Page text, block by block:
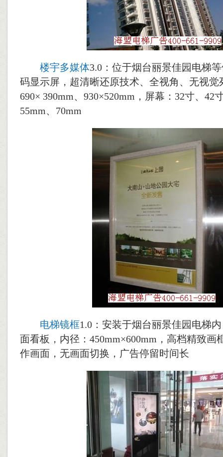
楼宇多媒体3.0：位于烟台丽景佳园电梯
码显示屏，超清晰还原技术、全视角、无视觉
690× 390mm、930×520mm，屏幕：32寸、42
55mm、70mm
电梯镜框1.0：安装于烟台丽景佳园电梯
面看板，内径：450mm×600mm，高档精致画
作画面，无画面切换，广告停留时间长